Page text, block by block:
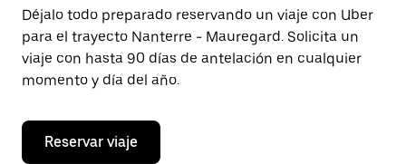
fecha.
Pulsa
el
botón
de
escape
cerrar
calendario.
Déjalo todo preparado reservando un viaje con Uber
para el trayecto Nanterre - Mauregard. Solicita un
viaje con hasta 90 días de antelación en cualquier
momento y día del año.
Reservar viaje